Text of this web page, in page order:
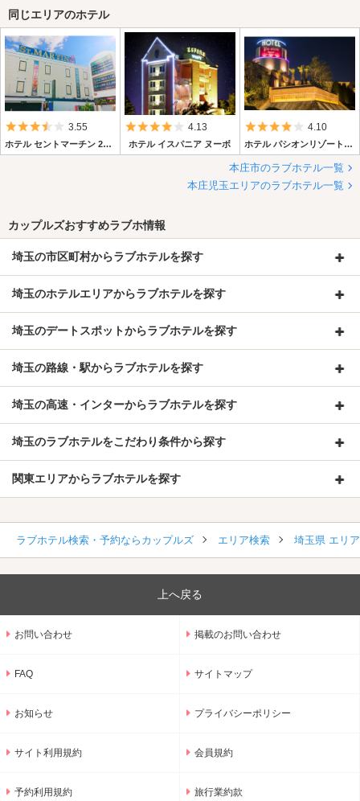
同じエリアのホテル
5つ星のうち3.5
3.55
ホテル セントマーチン 2nd 埼玉本庄店【プラザアンジェログループ】
5つ星のうち4
4.13
ホテル イスパニア ヌーボ
5つ星のうち4
4.10
ホテル パシオンリゾート 本庄
本庄市のラブホテル一覧
本庄児玉エリアのラブホテル一覧
カップルズおすすめラブホ情報
埼玉の市区町村からラブホテルを探す
埼玉のホテルエリアからラブホテルを探す
埼玉のデートスポットからラブホテルを探す
埼玉の路線・駅からラブホテルを探す
埼玉の高速・インターからラブホテルを探す
埼玉のラブホテルをこだわり条件から探す
関東エリアからラブホテルを探す
ラブホテル検索・予約ならカップルズ エリア検索 埼玉県 エリ
上へ戻る
お問い合わせ 掲載のお問い合わせ
FAQ サイトマップ
お知らせ プライバシーポリシー
サイト利用規約 会員規約
予約利用規約 旅行業約款